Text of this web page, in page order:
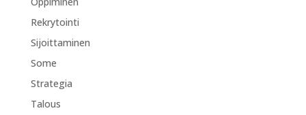
Rekrytointi
Sijoittaminen
Some
Strategia
Talous